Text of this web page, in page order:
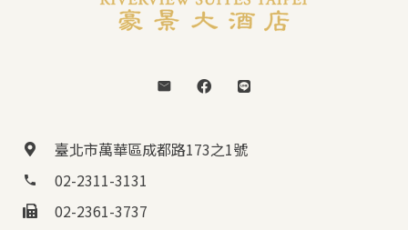
臺北市萬華區成都路173之1號
phone
02-2311-3131
02-2361-3737